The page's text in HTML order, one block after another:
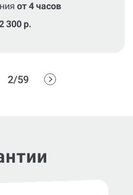
от 4 часов
300 р.
2/59